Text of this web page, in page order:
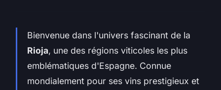
Bienvenue dans l'univers fascinant de la
Rioja, une des régions viticoles les plus
emblématiques d'Espagne. Connue
mondialement pour ses vins prestigieux et